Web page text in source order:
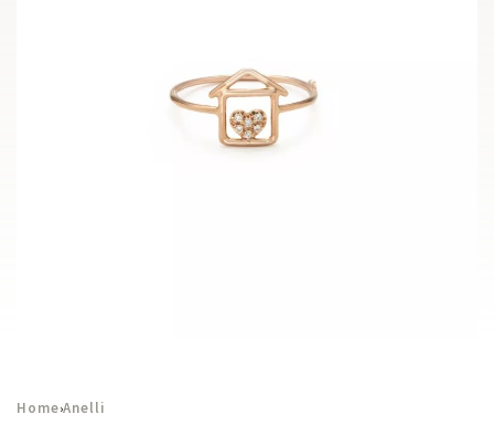
Home›Anelli